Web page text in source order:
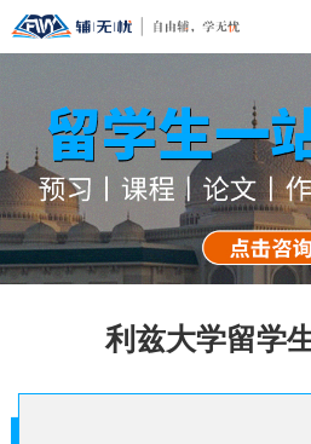
利兹大学留学